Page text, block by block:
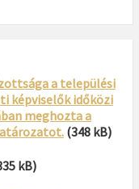
a települési
képviselők időközi
meghozta a
(348 kB)
kB)